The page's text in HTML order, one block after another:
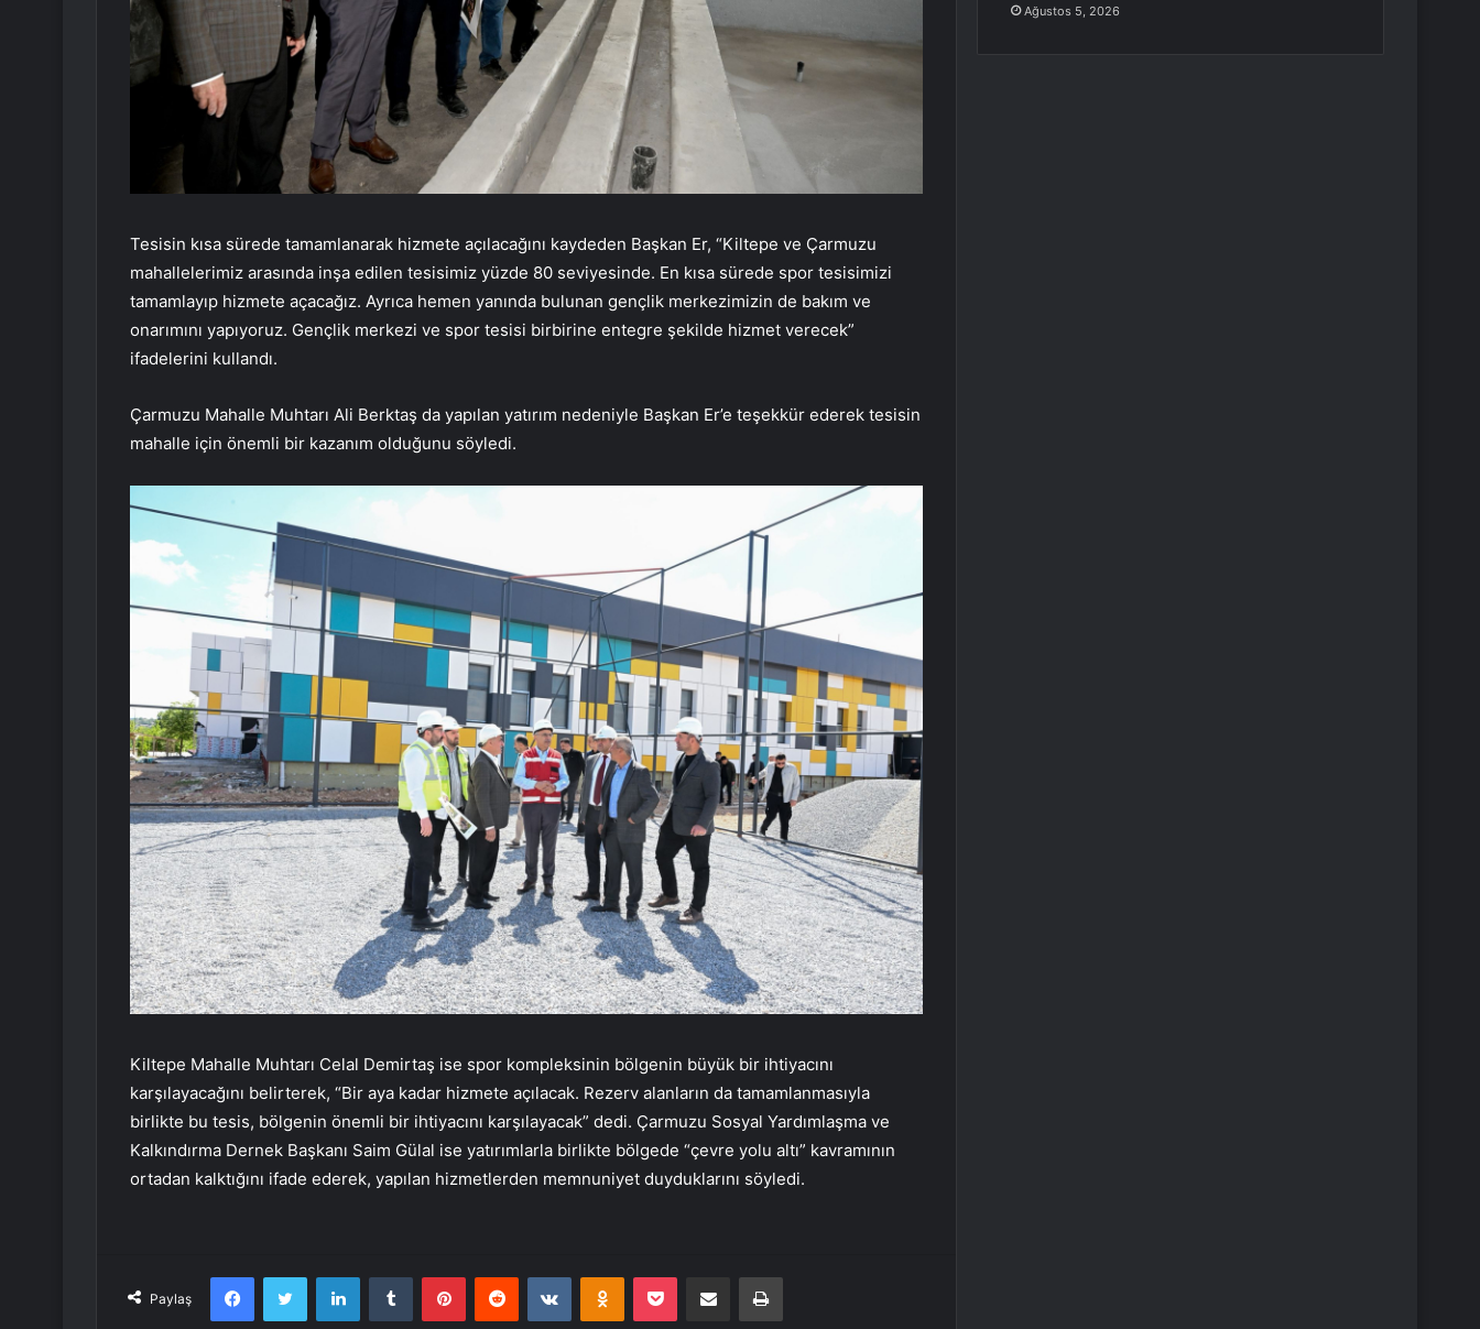
Tesisin kısa sürede tamamlanarak hizmete açılacağını kaydeden Başkan Er, “Kiltepe ve Çarmuzu
mahallelerimiz arasında inşa edilen tesisimiz yüzde 80 seviyesinde. En kısa sürede spor tesisimizi
tamamlayıp hizmete açacağız. Ayrıca hemen yanında bulunan gençlik merkezimizin de bakım ve
onarımını yapıyoruz. Gençlik merkezi ve spor tesisi birbirine entegre şekilde hizmet verecek”
ifadelerini kullandı.
Çarmuzu Mahalle Muhtarı Ali Berktaş da yapılan yatırım nedeniyle Başkan Er’e teşekkür ederek tesisin
mahalle için önemli bir kazanım olduğunu söyledi.
Kiltepe Mahalle Muhtarı Celal Demirtaş ise spor kompleksinin bölgenin büyük bir ihtiyacını
karşılayacağını belirterek, “Bir aya kadar hizmete açılacak. Rezerv alanların da tamamlanmasıyla
birlikte bu tesis, bölgenin önemli bir ihtiyacını karşılayacak” dedi. Çarmuzu Sosyal Yardımlaşma ve
Kalkındırma Dernek Başkanı Saim Gülal ise yatırımlarla birlikte bölgede “çevre yolu altı” kavramının
ortadan kalktığını ifade ederek, yapılan hizmetlerden memnuniyet duyduklarını söyledi.
Paylaş
FacebookTwitter LinkedInTumblr PinterestReddit VKontakteOdnoklassniki
Pocket E-Posta ile paylaş Yazdır
Ağustos 5, 2026